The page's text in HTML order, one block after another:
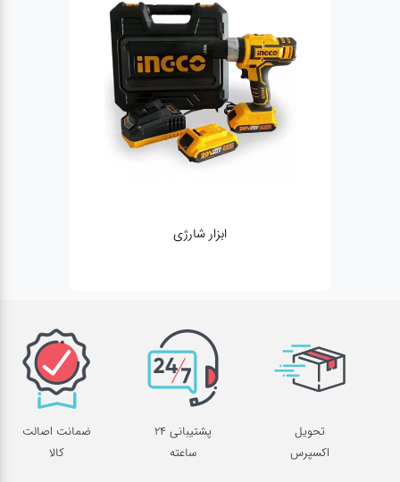
تحویل
اکسپرس
پشتیبانی 24
ساعته
ضمانت اصالت
کالا